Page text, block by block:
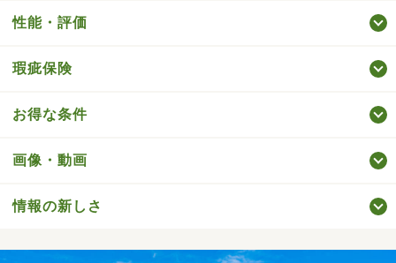
性能・評価
瑕疵保険
お得な条件
画像・動画
情報の新しさ